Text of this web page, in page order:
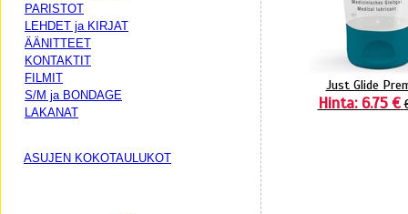
PARISTOT
LEHDET ja KIRJAT
ÄÄNITTEET
KONTAKTIT
FILMIT
S/M ja BONDAGE
LAKANAT
ASUJEN KOKOTAULUKOT
Just Glide
Hinta: 6.75 €